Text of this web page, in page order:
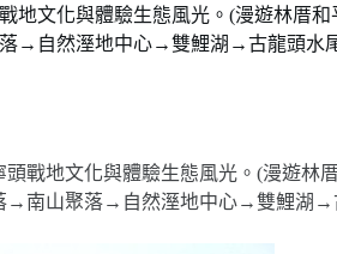
地文化與體驗生態風光。(漫遊林厝
→自然溼地中心→雙鯉湖→古龍頭水